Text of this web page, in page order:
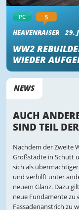
PC 5
HEAVENRAISER 29.
WW2
WIEDER
NEWS
AUCH
SIND TEIL
Nachdem der Zweite
Großstädte in Schutt
sich als
und verhilft unter
neuem Glanz. Dazu
neue Fundamente zu
Fassadenanstrich zu